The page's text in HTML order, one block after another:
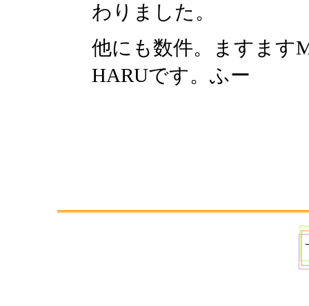
わりました。
他にも数件。ますます
HARUです。ふー